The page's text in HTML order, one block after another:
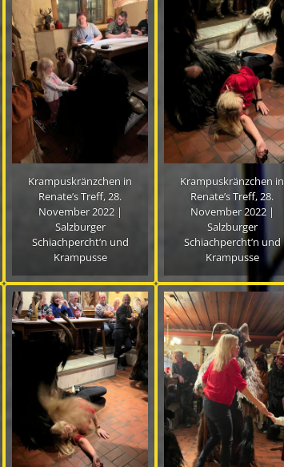
Krampuskränzchen in
Renate’s Treff, 28.
November 2022 |
Salzburger
Schiachpercht’n und
Krampusse
Krampuskränzchen in
Renate’s Treff, 28.
November 2022 |
Salzburger
Schiachpercht’n und
Krampusse